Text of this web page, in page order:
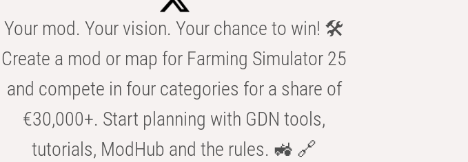
Your mod. Your vision. Your chance to win! 🛠️
Create a mod or map for Farming Simulator 25
and compete in four categories for a share of
€30,000+. Start planning with GDN tools,
tutorials, ModHub and the rules. 🚜 🔗